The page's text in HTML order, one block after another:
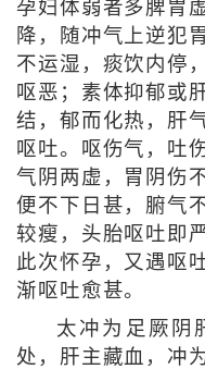
孕妇体弱者多脾胃
降，随冲气上逆犯
不运湿，痰饮内停
呕恶；素体抑郁或
结，郁而化热，肝
呕吐。呕伤气，吐
气阴两虚，胃阴伤
便不下日甚，腑气
较瘦，头胎呕吐即
此次怀孕，又遇呕
渐呕吐愈甚。
太冲为足厥阴
处，肝主藏血，冲